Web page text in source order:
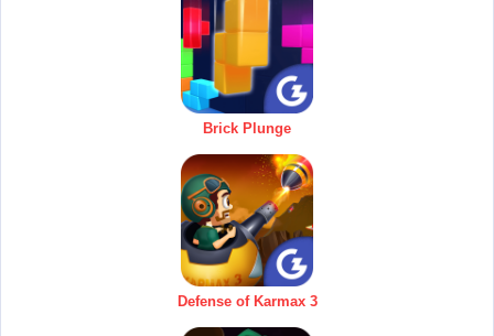
Brick Plunge
Defense of Karmax 3